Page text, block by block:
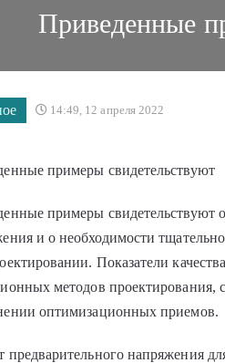
Приведенные
14:49, 12 апреля 2022
примеры свидетельствуют
примеры свидетельствуют
и о необходимости
Показатели
методов проектирования,
оптимизационных приемов.
предварительного напряжения